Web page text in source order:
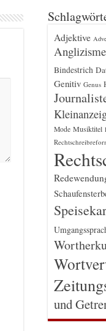
Adjektive
Bindestrich
Genitiv Genus
Mode Musiktitel
und